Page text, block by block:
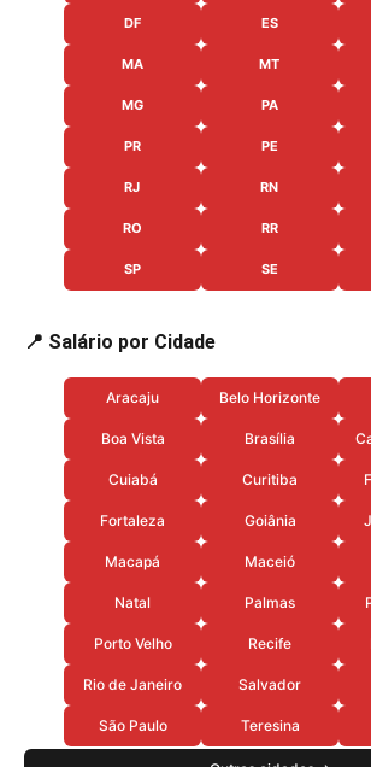
DF ES
MA MT
MG PA
PR PE
RJ RN
RO RR
SP SE
📍 Salário por Cidade
Aracaju Belo Horizonte
Boa Vista Brasília
Cuiabá Curitiba
Fortaleza Goiânia
Macapá Maceió
Natal Palmas
Porto Velho Recife
Rio de Janeiro Salvador
São Paulo Teresina